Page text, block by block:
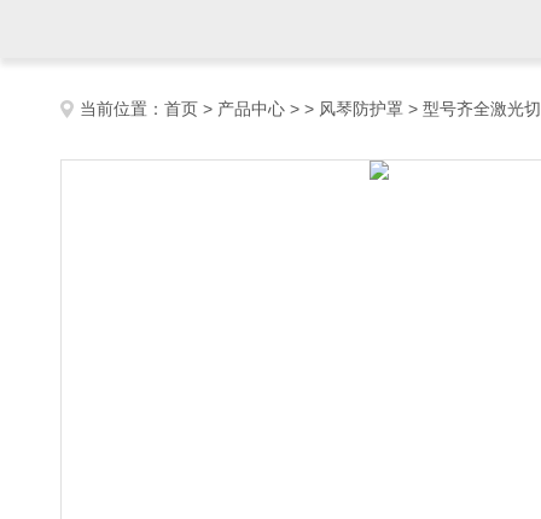
当前位置： 首页 > 产品中心 > > 风琴防护罩 > 型号齐全激光